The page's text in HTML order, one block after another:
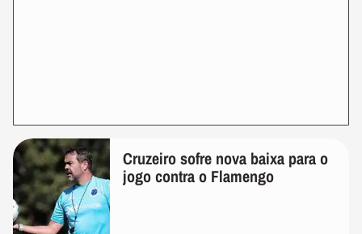
Cruzeiro sofre nova baixa para o
jogo contra o Flamengo